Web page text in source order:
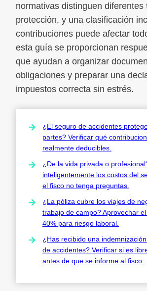
normativas distinguen diferentes
protección, y una clasificación
contribuciones puede afectar
esta guía se proporcionan
que ayudan a organizar
obligaciones y preparar una
impuestos correcta sin estrés.
¿El seguro de accidentes
partes? Verificar qué
realmente deducibles.
¿De la vida privada o
inteligentemente los costos del
el fisco no tenga preguntas.
¿La póliza cubre los viajes de
trabajo de campo? Aprovechar
40% para riesgo laboral.
¿Has recibido una
de accidentes? Verificar si es
antes de que se informe al fisco.